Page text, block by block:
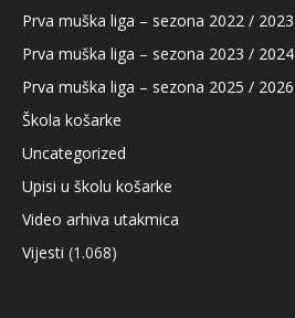
Prva muška liga – sezona 2022 / 2023
Prva muška liga – sezona 2023 / 2024
Prva muška liga – sezona 2025 / 2026
Škola košarke
Uncategorized
Upisi u školu košarke
Video arhiva utakmica
Vijesti (1.068)